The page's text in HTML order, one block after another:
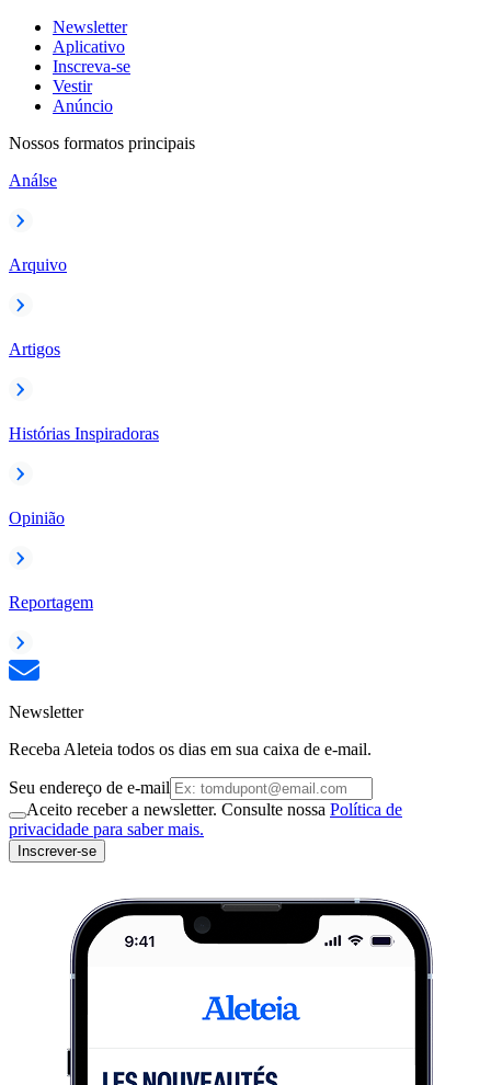
Newsletter
Aplicativo
Inscreva-se
Vestir
Anúncio
Nossos formatos principais
Análse
Arquivo
Artigos
Histórias Inspiradoras
Opinião
Reportagem
Newsletter
Receba Aleteia todos os dias em sua caixa de e-mail.
Seu endereço de e-mail
Aceito receber a newsletter. Consulte nossa Política de
privacidade para saber mais.
Inscrever-se